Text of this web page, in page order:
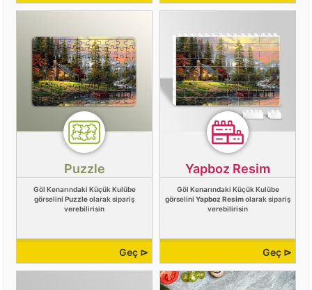
Puzzle
Göl Kenarındaki Küçük Kulübe
görselini Puzzleolarak sipariş
verebilirisin
Geç ⊳
Yapboz Resim
Göl Kenarındaki Küçük Kulübe
görselini Yapboz Resimolarak sipariş
verebilirisin
Geç ⊳